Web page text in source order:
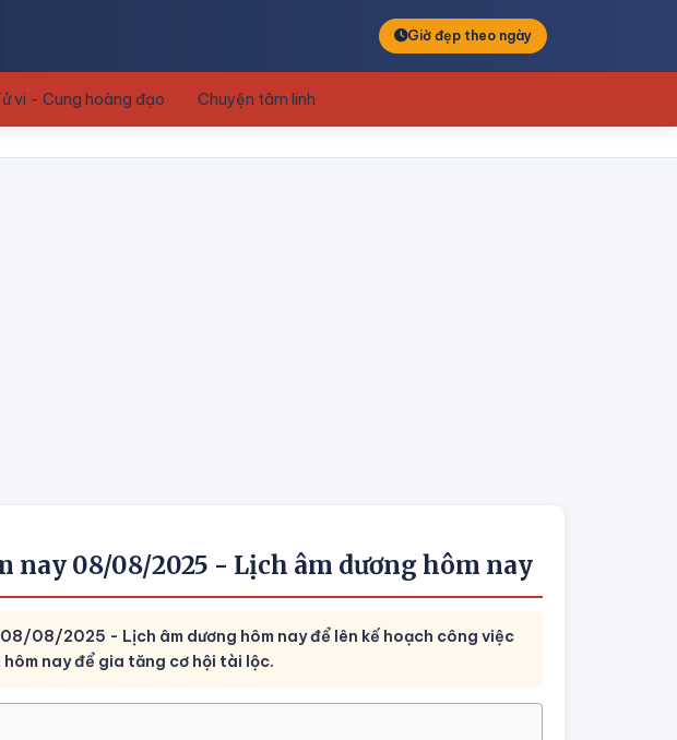
Giờ đẹp theo ngày
vi - Cung hoàng đạo Chuyện tâm linh
nay 08/08/2025 - Lịch âm dương hôm nay
08/2025 - Lịch âm dương hôm nay để lên kế hoạch công việc
hôm nay để gia tăng cơ hội tài lộc.